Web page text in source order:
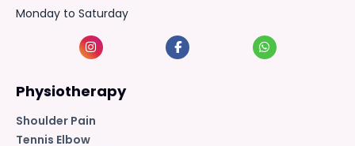
Monday to Saturday
Physiotherapy
Shoulder Pain
Tennis Elbow